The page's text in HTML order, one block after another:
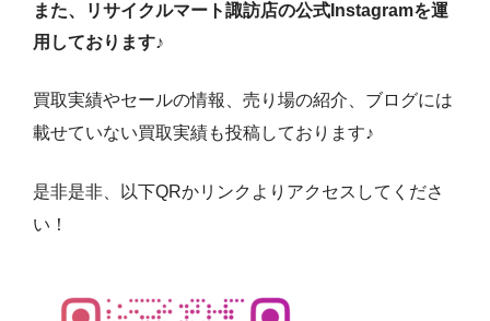
また、リサイクルマート諏訪店の公式Instagramを運
用しております♪
買取実績やセールの情報、売り場の紹介、ブログには
載せていない買取実績も投稿しております♪
是非是非、以下QRかリンクよりアクセスしてくださ
い！